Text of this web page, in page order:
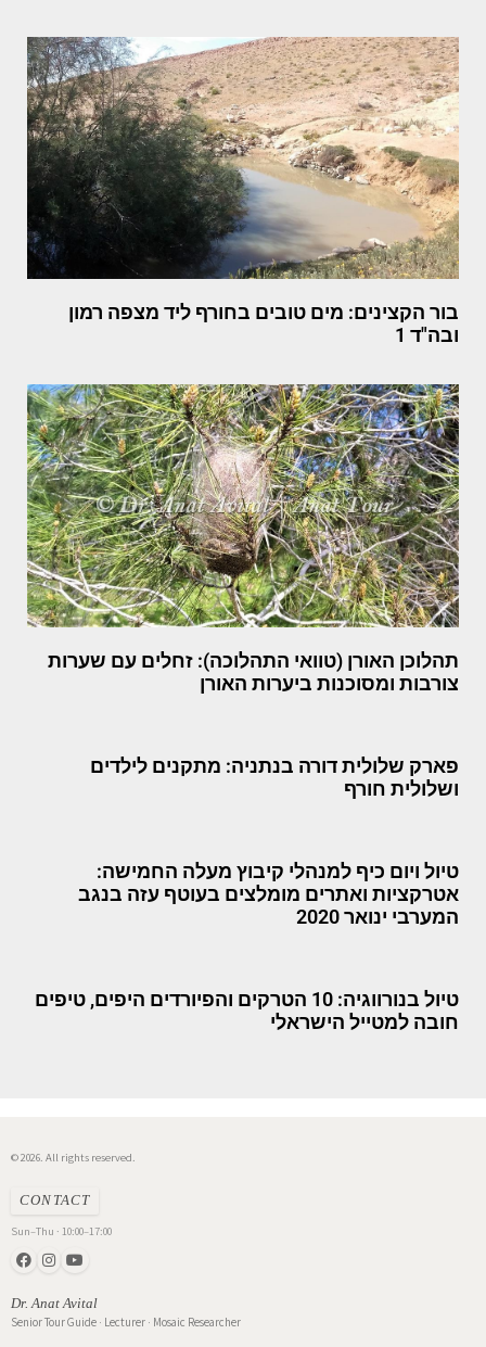
בור הקצינים: מים טובים בחורף ליד מצפה רמון
ובה"ד 1
תהלוכן האורן (טוואי התהלוכה): זחלים עם שערות
צורבות ומסוכנות ביערות האורן
פארק שלולית דורה בנתניה: מתקנים לילדים
ושלולית חורף
טיול ויום כיף למנהלי קיבוץ מעלה החמישה:
אטרקציות ואתרים מומלצים בעוטף עזה בנגב
המערבי ינואר 2020
טיול בנורווגיה: 10 הטרקים והפיורדים היפים, טיפים
חובה למטייל הישראלי
© 2026. All rights reserved.
CONTACT
Sun–Thu · 10:00–17:00
Dr. Anat Avital
Senior Tour Guide · Lecturer · Mosaic Researcher